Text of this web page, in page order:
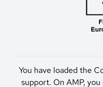
You have loaded the
support. On AMP,